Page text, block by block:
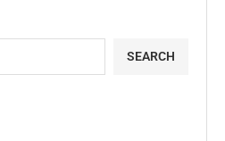
SEARCH